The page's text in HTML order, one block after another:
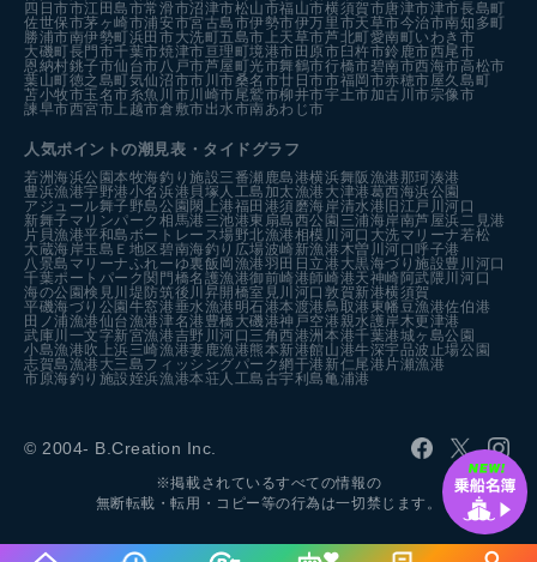
四日市市江田島市常滑市沼津市松山市福山市横須賀市唐津市津市長島町
佐世保市茅ヶ崎市浦安市宮古島市伊勢市伊万里市天草市今治市南知多町
勝浦市南伊勢町浜田市大洗町五島市 上天草市芦北町愛南町いわき市
大磯町長門市千葉市焼津市亘理町境港市田原市臼杵市鈴鹿市西尾市
恩納村銚子市仙台市 八戸市芦屋町光市舞鶴市行橋市碧南市西海市高松市
葉山町徳之島町気仙沼市市川市桑名市廿日市市福岡市赤穂市屋久島町
苫小牧市玉名市糸魚川市 川崎市尾鷲市柳井市宇土市加古川市宗像市
諫早市西宮市 上越市倉敷市出水市南あわじ市
人気ポイントの潮見表・タイドグラフ
若洲海浜公園本牧海釣り施設三番瀬 鹿島港横浜舞阪漁港 那珂湊港
豊浜漁港宇野港小名浜港 貝塚人工島 加太漁港 大津港葛西海浜公園
アジュール舞子野島公園閖上港福田港須磨海岸清水港 旧江戸川河口
新舞子マリンパーク 相馬港 三池港東扇島西公園 三浦海岸南芦屋浜 二見港
片貝漁港平和島ボートレース場野北漁港相模川河口 大洗マリーナ 若松
大蔵海岸玉島Ｅ地区碧南海釣り広場波崎新漁港 木曽川河口呼子港
八景島マリーナふれーゆ裏飯岡漁港羽田 日立港 大黒海づり施設豊川河口
千葉ポートパーク関門橋名護漁港御前崎港師崎港天神崎阿武隈川河口
海の公園検見川堤防筑後川昇開橋室見川河口敦賀新港横須賀
平磯海づり公園牛窓港垂水漁港 明石港本渡港 鳥取港 東幡豆漁港佐伯港
田ノ浦漁港仙台漁港津名港 豊橋 大磯港神戸空港親水護岸 木更津港
武庫川一文字新宮漁港吉野川河口 三角西港洲本港千葉港城ヶ島公園
小島漁港吹上浜三崎漁港妻鹿漁港熊本新港館山港牛深宇品波止場公園
志賀島漁港 大三島フィッシングパーク網干港 新仁尾港 片瀬漁港
市原海釣り施設姪浜漁港本荘人工島古宇利島亀浦港
© 2004- B.Creation Inc.
※掲載されているすべての情報の
無断転載・転用・コピー等の行為は一切禁じます。